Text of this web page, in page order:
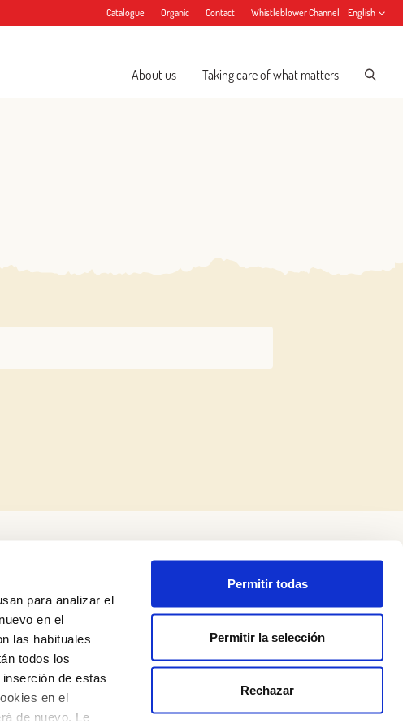
para analizar el
en el
las habituales
todos los
de estas
en el
de nuevo. Le
Permitir todas
Permitir la selección
Rechazar
Catalogue Organic Contact Whistleblower Channel English
About us Taking care of what matters
Legal Notice
Privacy Policy